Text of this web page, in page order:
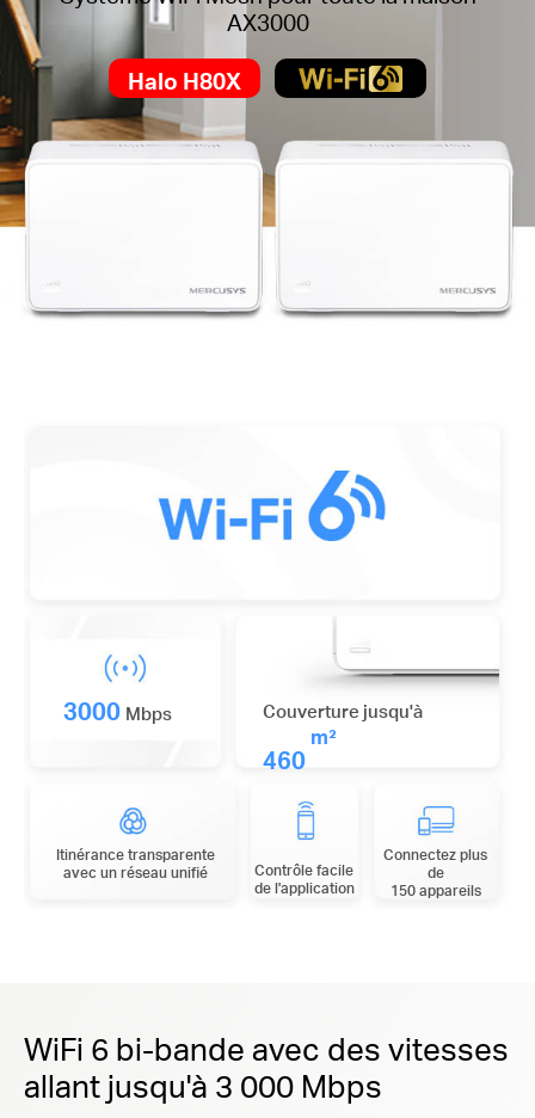
AX3000
Halo H80X
3000 Mbps Couverture jusqu'à
460
m²
Itinérance transparente
avec un réseau unifié
Contrôlefacile
de l'application
Connectez plus
de
150 appareils
WiFi 6 bi-bande avec des vitesses
allant jusqu'à 3 000 Mbps